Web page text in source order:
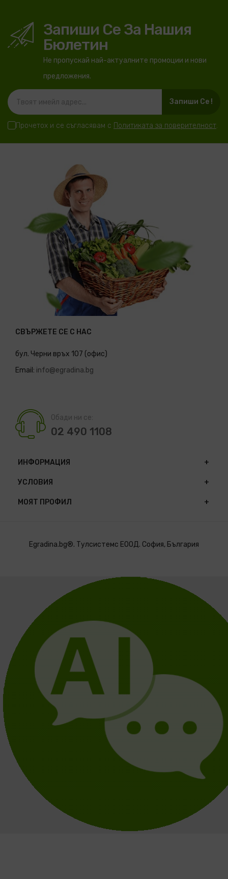
Запиши Се За Нашия
Бюлетин
Не пропускай най-актуалните промоции и нови
предложения.
Запиши Се !
Прочетох и се съгласявам с Политиката за поверителност.
СВЪРЖЕТЕ СЕ С НАС
бул. Черни връх 107 (офис)
Email: info@egradina.bg
Обади ни се:
02 490 1108
ИНФОРМАЦИЯ
УСЛОВИЯ
МОЯТ ПРОФИЛ
Egradina.bg®. Тулсистемс ЕООД. София, България